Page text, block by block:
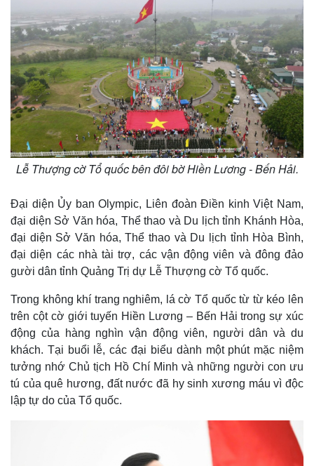
Lễ Thượng cờ Tổ quốc bên đôi bờ Hiền Lương - Bến Hải.
Đại diện Ủy ban Olympic, Liên đoàn Điền kinh Việt Nam,
đại diện Sở Văn hóa, Thể thao và Du lịch tỉnh Khánh Hòa,
đại diện Sở Văn hóa, Thể thao và Du lịch tỉnh Hòa Bình,
đại diện các nhà tài trợ, các vận động viên và đông đảo
gười dân tỉnh Quảng Trị dự Lễ Thượng cờ Tổ quốc.
Trong không khí trang nghiêm, lá cờ Tổ quốc từ từ kéo lên
trên cột cờ giới tuyến Hiền Lương – Bến Hải trong sự xúc
động của hàng nghìn vận động viên, người dân và du
khách. Tại buổi lễ, các đại biểu dành một phút mặc niệm
tưởng nhớ Chủ tịch Hồ Chí Minh và những người con ưu
tú của quê hương, đất nước đã hy sinh xương máu vì độc
lập tự do của Tổ quốc.